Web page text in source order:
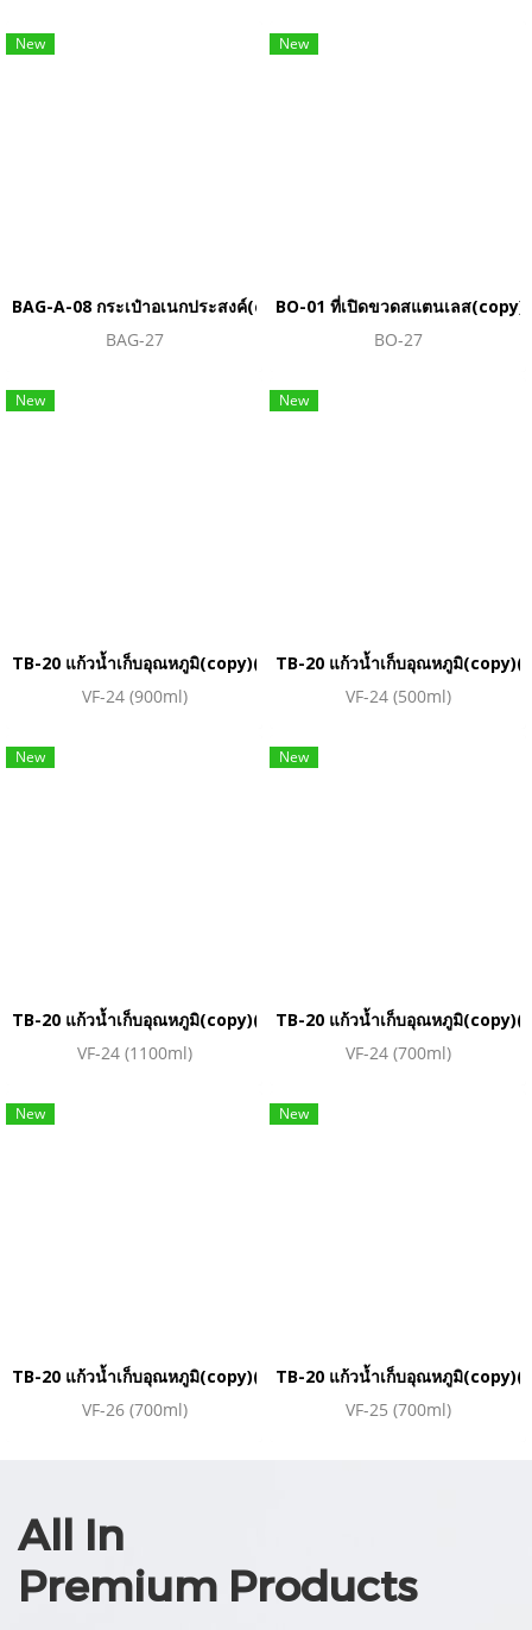
New
BAG-A-08 กระเป๋าอเนกประสงค์
BAG-27
New
BO-01 ที่เปิดขวดสแตนเลส
BO-27
New
TB-20 แก้วน้ำเก็บอุณหภูมิ
VF-24 (900ml)
New
TB-20 แก้วน้ำเก็บอุณหภูมิ
VF-24 (500ml)
New
TB-20 แก้วน้ำเก็บอุณหภูมิ
VF-24 (1100ml)
New
TB-20 แก้วน้ำเก็บอุณหภูมิ
VF-24 (700ml)
New
TB-20 แก้วน้ำเก็บอุณหภูมิ
VF-26 (700ml)
New
TB-20 แก้วน้ำเก็บอุณหภูมิ
VF-25 (700ml)
All In
Premium Products